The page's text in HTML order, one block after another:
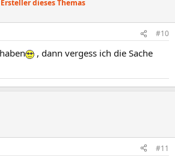
Ersteller dieses Themas
#10
, dann vergess ich die Sache
#11